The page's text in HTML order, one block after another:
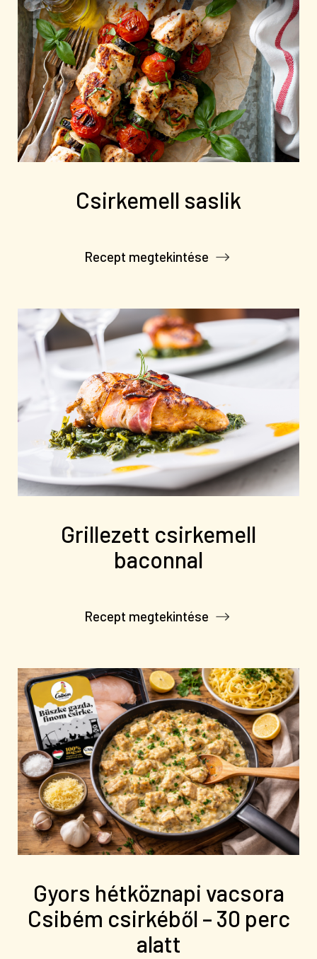
Csirkemell saslik
Recept megtekintése
Grillezett csirkemell
baconnal
Recept megtekintése
Gyors hétköznapi vacsora
Csibém csirkéből – 30 perc
alatt